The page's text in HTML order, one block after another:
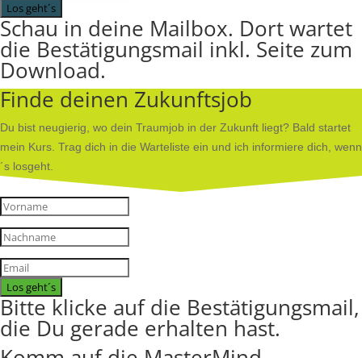
Los geht´s
Schau in deine Mailbox. Dort wartet
die Bestätigungsmail inkl. Seite zum
Download.
Finde deinen Zukunftsjob
Du bist neugierig, wo dein Traumjob in der Zukunft liegt? Bald startet
mein Kurs. Trag dich in die Warteliste ein und ich informiere dich, wenn
´s losgeht.
Los geht´s
Bitte klicke auf die Bestätigungsmail,
die Du gerade erhalten hast.